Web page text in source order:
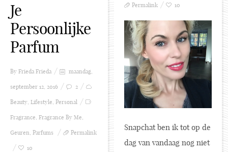
Permalink 10
Snapchat ben ik tot op de
dag van vandaag nog niet
Je
Persoonlijke
Parfum
By Frieda Frieda maandag,
september 12, 2016 2
Beauty, Lifestyle, Personal
Fragrance, Fragrance By Me,
Geuren, Parfums Permalink
10